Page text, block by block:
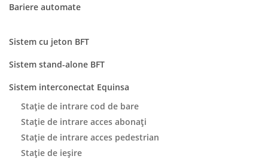
Bariere automate
Sistem cu jeton BFT
Sistem stand-alone BFT
Sistem interconectat Equinsa
Stație de intrare cod de bare
Stație de intrare acces abonați
Stație de intrare acces pedestrian
Stație de ieșire